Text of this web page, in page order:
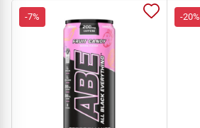
-7% -20%